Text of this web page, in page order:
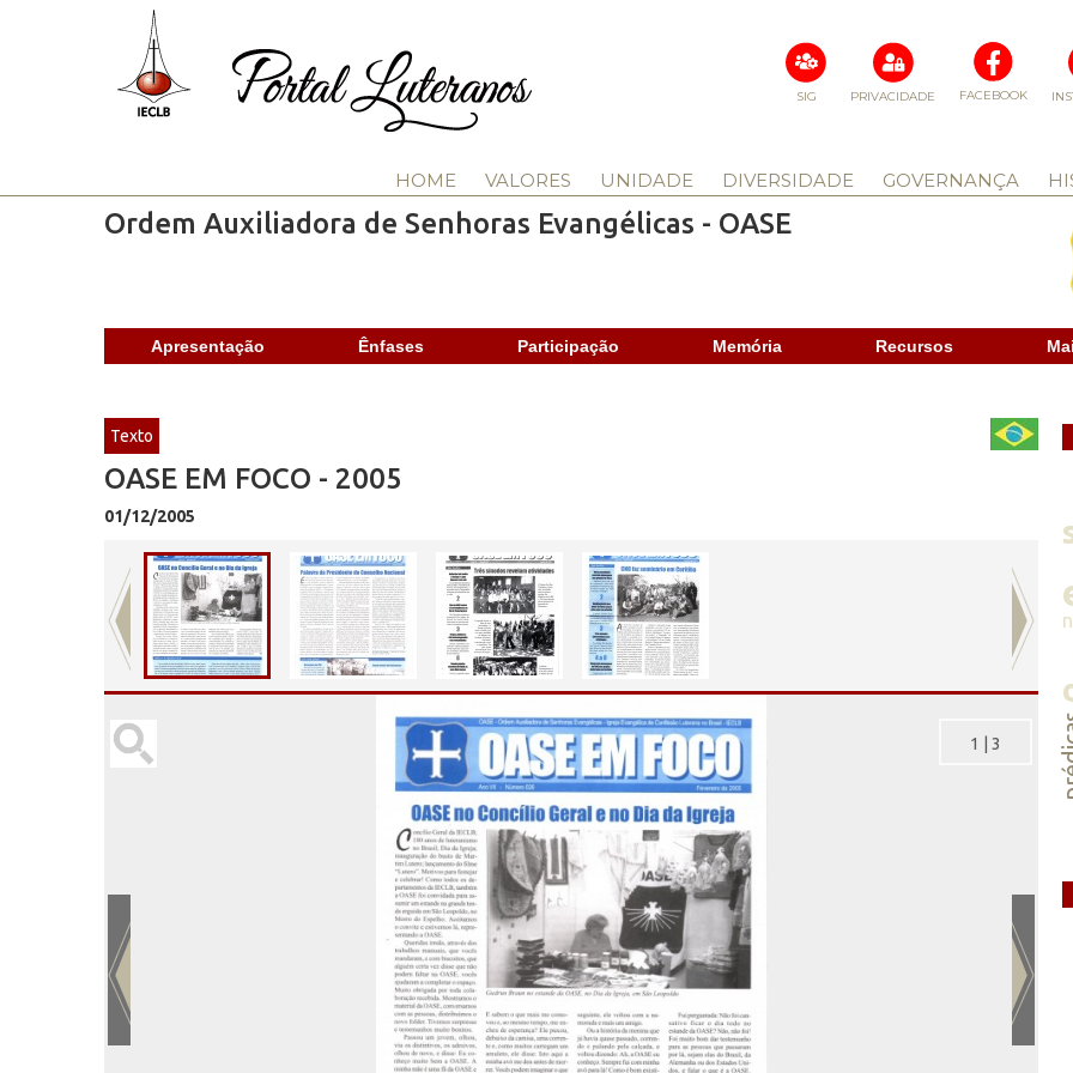
FACEBOOK
PRIVACIDADE
SIG
HOME VALORES UNIDADE DIVERSIDADE GOVERNANÇA
Ordem Auxiliadora de Senhoras Evangélicas - OASE
Apresentação Ênfases Participação Memória Recursos
Texto
OASE EM FOCO - 2005
01/12/2005
1 3